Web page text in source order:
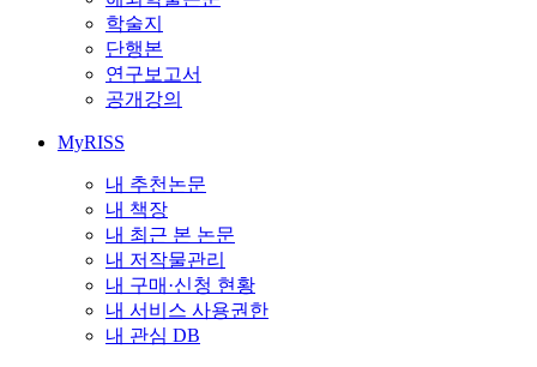
학술지
단행본
연구보고서
공개강의
MyRISS
내 추천논문
내 책장
내 최근 본 논문
내 저작물관리
내 구매·신청 현황
내 서비스 사용권한
내 관심 DB